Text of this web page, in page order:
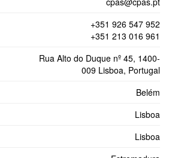
+351 926 547 952
+351 213 016 961
Rua Alto do Duque nº 45, 1400-
009 Lisboa, Portugal
Belém
Lisboa
Lisboa